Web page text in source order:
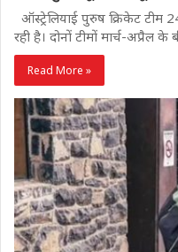
ऑस्ट्रेलियाई पुरुष क्रिकेट टीम
रही है। दोनों टीमों मार्च-अप्रैल के
Read More »